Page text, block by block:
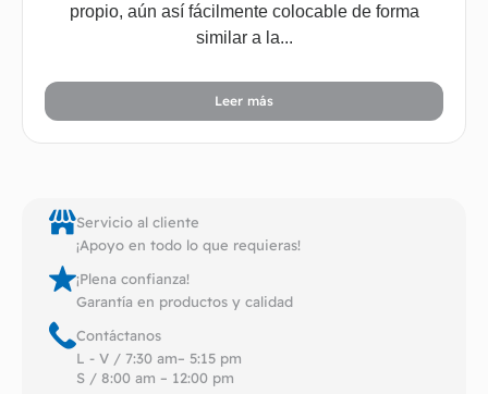
propio, aún así fácilmente colocable de forma
similar a la...
Leer más
Servicio al cliente
¡Apoyo en todo lo que requieras!
¡Plena confianza!
Garantía en productos y calidad
Contáctanos
L - V / 7:30 am– 5:15 pm
S / 8:00 am – 12:00 pm